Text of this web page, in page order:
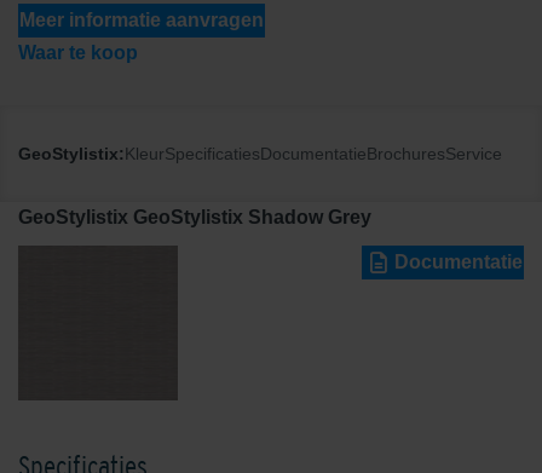
Meer informatie aanvragen
Waar te koop
GeoStylistix:KleurSpecificatiesDocumentatieBrochuresService
GeoStylistix GeoStylistix Shadow Grey
Documentatie
Specificaties